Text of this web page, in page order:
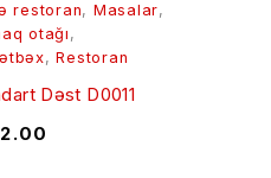
restoran, Masalar,
otağı ,
,Restoran
Dəst D0011